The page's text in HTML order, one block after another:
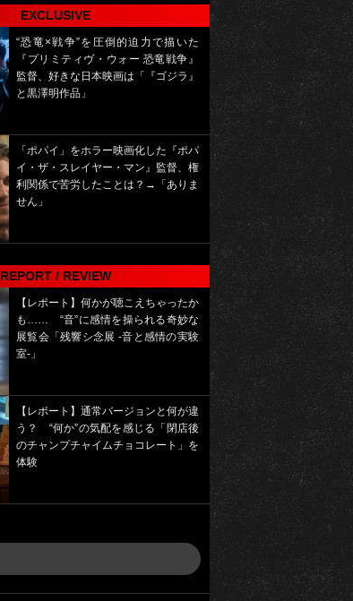
EXCLUSIVE
“恐竜×戦争”を圧倒的迫力で描いた
『プリミティヴ・ウォー 恐竜戦争』
監督、好きな日本映画は「『ゴジラ』
と黒澤明作品」
「ポパイ」をホラー映画化した『ポパ
イ・ザ・スレイヤー・マン』監督、権
利関係で苦労したことは？→「ありま
せん」
REPORT / REVIEW
【レポート】何かが聴こえちゃったか
も…… “音”に感情を操られる奇妙な
展覧会「残響シ念展 -⾳と感情の実験
室-」
【レポート】通常バージョンと何が違
う？ “何か”の気配を感じる「閉店後
のチャンプチャイムチョコレート」を
体験